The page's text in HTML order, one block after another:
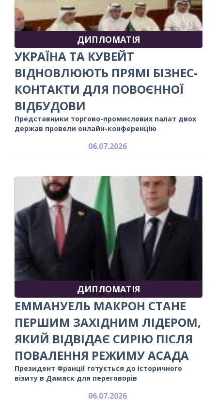
ДИПЛОМАТІЯ
УКРАЇНА ТА КУВЕЙТ
ВІДНОВЛЮЮТЬ ПРЯМІ БІЗНЕС-
КОНТАКТИ ДЛЯ ПОВОЄННОЇ
ВІДБУДОВИ
Представники торгово-промислових палат двох
держав провели онлайн-конференцію
06.07.2026
ДИПЛОМАТІЯ
ЕММАНУЕЛЬ МАКРОН СТАНЕ
ПЕРШИМ ЗАХІДНИМ ЛІДЕРОМ,
ЯКИЙ ВІДВІДАЄ СИРІЮ ПІСЛЯ
ПОВАЛЕННЯ РЕЖИМУ АСАДА
Президент Франції готується до історичного
візиту в Дамаск для переговорів
06.07.2026